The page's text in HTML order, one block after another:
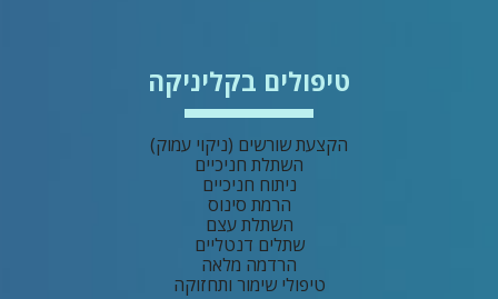
טיפולים בקליניקה
הקצעת שורשים (ניקוי עמוק)
השתלת חניכיים
ניתוח חניכיים
הרמת סינוס
השתלת עצם
שתלים דנטליים
הרדמה מלאה
טיפולי שימור ותחזוקה